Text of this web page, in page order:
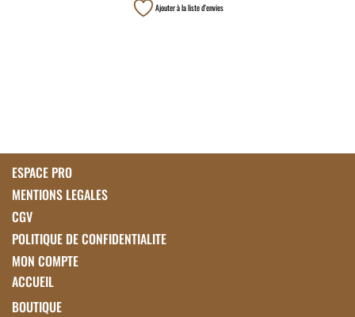
Ajouter à la liste d’envies
ESPACE PRO
MENTIONS LEGALES
CGV
POLITIQUE DE CONFIDENTIALITE
MON COMPTE
ACCUEIL
BOUTIQUE